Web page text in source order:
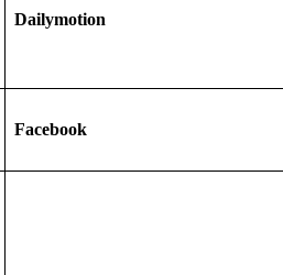
Dailymotion
Facebook